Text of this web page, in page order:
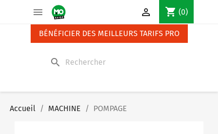
 shopping_cart (0)

BÉNÉFICIER DES MEILLEURS TARIFS PRO
search
Accueil MACHINE POMPAGE
Panneau de gestion des cookies